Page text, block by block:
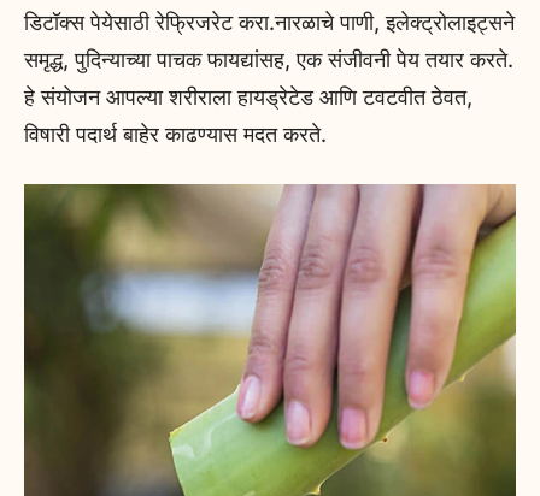
डिटॉक्स पेयेसाठी रेफ्रिजरेट करा.नारळाचे पाणी, इलेक्ट्रोलाइट्सने
समृद्ध, पुदिन्याच्या पाचक फायद्यांसह, एक संजीवनी पेय तयार करते.
हे संयोजन आपल्या शरीराला हायड्रेटेड आणि टवटवीत ठेवत,
विषारी पदार्थ बाहेर काढण्यास मदत करते.